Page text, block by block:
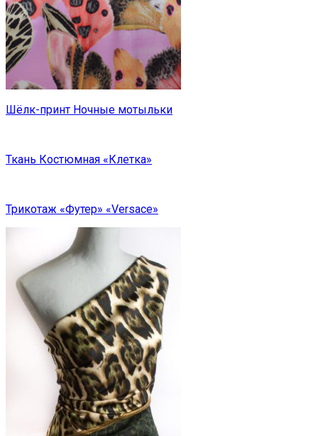
Шёлк-принт Ночные мотыльки
Ткань Костюмная «Клетка»
Трикотаж «Футер» «Versace»